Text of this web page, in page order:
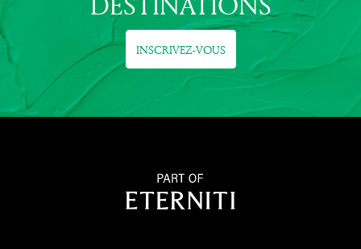
INSCRIVEZ-VOUS